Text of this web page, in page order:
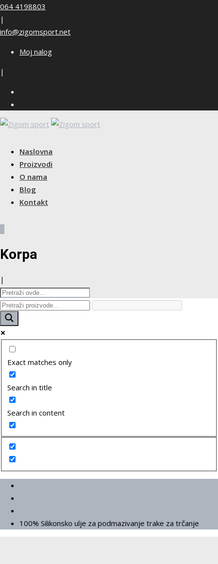
Skip
to
content
064 4198803
|
info@zigomsport.net
Moj nalog
|
Naslovna
Proizvodi
O nama
Blog
Kontakt
Korpa
|
Exact matches only
Search in title
Search in content
100% Silikonsko ulje za podmazivanje trake za trčanje